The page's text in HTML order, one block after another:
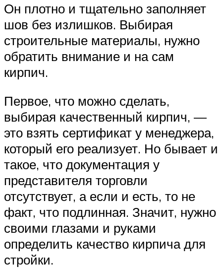
Он плотно и тщательно заполняет
шов без излишков. Выбирая
строительные материалы, нужно
обратить внимание и на сам
кирпич.
Первое, что можно сделать,
выбирая качественный кирпич, —
это взять сертификат у менеджера,
который его реализует. Но бывает и
такое, что документация у
представителя торговли
отсутствует, а если и есть, то не
факт, что подлинная. Значит, нужно
своими глазами и руками
определить качество кирпича для
стройки.